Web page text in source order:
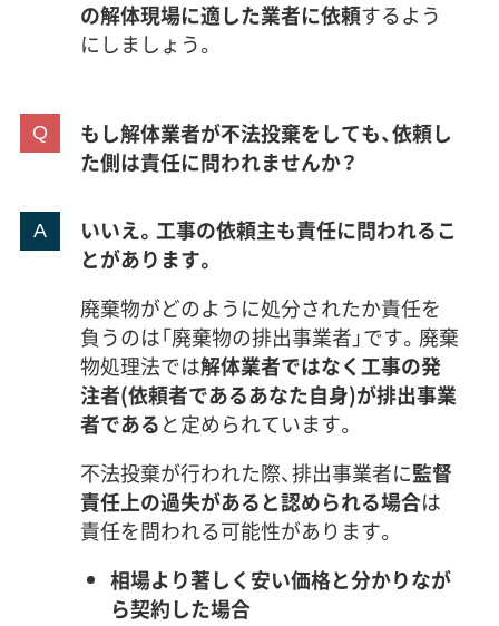
の解体現場に適した業者に依頼するよう
にしましょう。
もし解体業者が不法投棄をしても、依頼し
た側は責任に問われませんか？
いいえ。工事の依頼主も責任に問われるこ
とがあります。
廃棄物がどのように処分されたか責任を
負うのは「廃棄物の排出事業者」です。廃棄
物処理法では解体業者ではなく工事の発
注者(依頼者であるあなた自身)が排出事業
者であると定められています。
不法投棄が行われた際、排出事業者に監督
責任上の過失があると認められる場合は
責任を問われる可能性があります。
相場より著しく安い価格と分かりなが
ら契約した場合